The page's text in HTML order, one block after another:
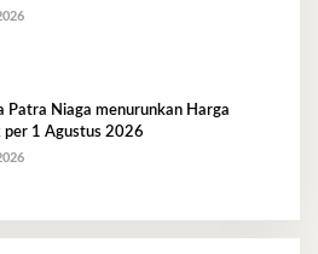
Patra Niaga menurunkan Harga
per 1 Agustus 2026